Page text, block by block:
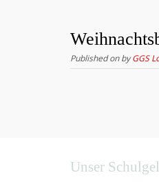
Published onbyGGS
Unser